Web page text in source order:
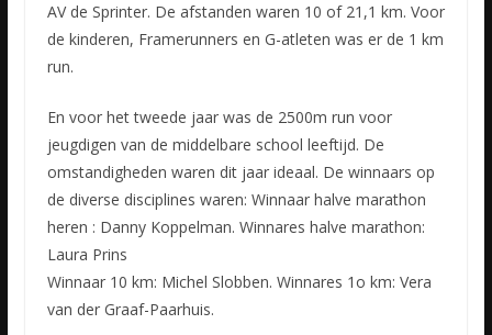
AV de Sprinter. De afstanden waren 10 of 21,1 km. Voor
de kinderen, Framerunners en G-atleten was er de 1 km
run.
En voor het tweede jaar was de 2500m run voor
jeugdigen van de middelbare school leeftijd. De
omstandigheden waren dit jaar ideaal. De winnaars op
de diverse disciplines waren: Winnaar halve marathon
heren : Danny Koppelman. Winnares halve marathon:
Laura Prins
Winnaar 10 km: Michel Slobben. Winnares 1o km: Vera
van der Graaf-Paarhuis.